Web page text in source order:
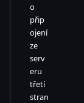
o
přip
ojení
ze
serv
eru
třetí
stran